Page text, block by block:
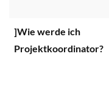
]Wie werde ich
Projektkoordinator?